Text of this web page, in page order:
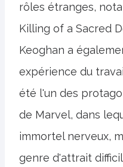
rôles étranges,
Killing of a Sacred
Keoghan a
expérience du
été l'un des
de Marvel, dans
immortel nerveux,
genre d'attrait